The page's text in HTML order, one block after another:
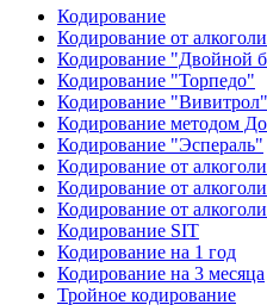
Кодирование
Кодирование от
Кодирование "Двойной
Кодирование "Торпедо"
Кодирование "Вивитрол"
Кодирование методом
Кодирование "Эспераль"
Кодирование от
Кодирование от
Кодирование от
Кодирование SIT
Кодирование на 1 год
Кодирование на 3 месяца
Тройное кодирование